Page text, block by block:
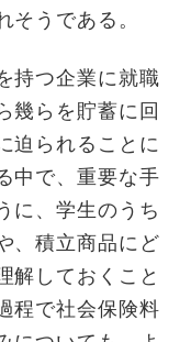
そうである。
持つ企業に就職
幾らを貯蓄に回
迫られることに
中で、重要な手
に、学生のうち
、積立商品にど
解しておくこと
程で社会保険料